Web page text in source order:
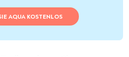
AQUA KOSTENLOS